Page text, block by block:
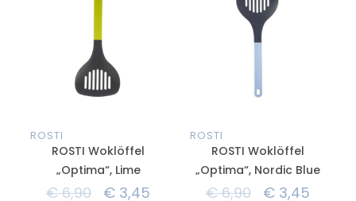
ROSTI
ROSTI Woklöffel
„Optima“, Lime
€6,90 € 3,45
ROSTI
ROSTI Woklöffel
„Optima“, Nordic Blue
€6,90 € 3,45